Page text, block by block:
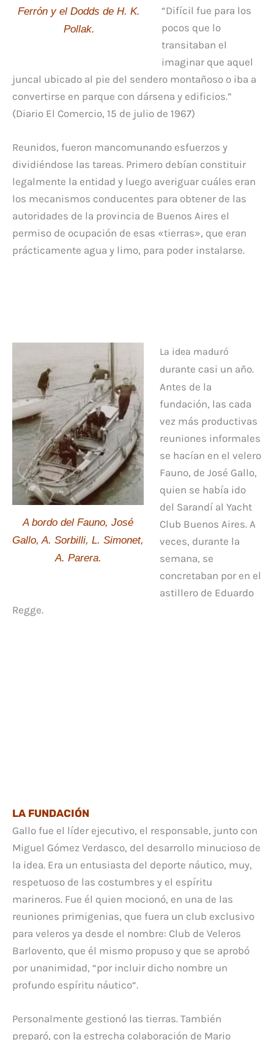
Ferrón y el Dodds de H. K.
Pollak.
“Difícil fue para los
pocos que lo
transitaban el
imaginar que aquel
juncal ubicado al pie del sendero montañoso o iba a
convertirse en parque con dársena y edificios.”
(Diario El Comercio, 15 de julio de 1967)
Reunidos, fueron mancomunando esfuerzos y
dividiéndose las tareas. Primero debían constituir
legalmente la entidad y luego averiguar cuáles eran
los mecanismos conducentes para obtener de las
autoridades de la provincia de Buenos Aires el
permiso de ocupación de esas «tierras», que eran
prácticamente agua y limo, para poder instalarse.
A bordo del Fauno, José
Gallo, A. Sorbilli, L. Simonet,
A. Parera.
La idea maduró
durante casi un año.
Antes de la
fundación, las cada
vez más productivas
reuniones informales
se hacían en el velero
Fauno, de José Gallo,
quien se había ido
del Sarandí al Yacht
Club Buenos Aires. A
veces, durante la
semana, se
concretaban por en el
astillero de Eduardo
Regge.
LA FUNDACIÓN
Gallo fue el líder ejecutivo, el responsable, junto con
Miguel Gómez Verdasco, del desarrollo minucioso de
la idea. Era un entusiasta del deporte náutico, muy,
respetuoso de las costumbres y el espíritu
marineros. Fue él quien mocionó, en una de las
reuniones primigenias, que fuera un club exclusivo
para veleros ya desde el nombre: Club de Veleros
Barlovento, que él mismo propuso y que se aprobó
por unanimidad, “por incluir dicho nombre un
profundo espíritu náutico“.
Personalmente gestionó las tierras. También
preparó, con la estrecha colaboración de Mario